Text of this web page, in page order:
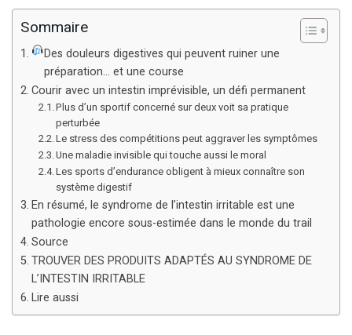
Sommaire
Des douleurs digestives qui peuvent ruiner une
préparation… et une course
Courir avec un intestin imprévisible, un défi permanent
Plus d’un sportif concerné sur deux voit sa pratique
perturbée
Le stress des compétitions peut aggraver les symptômes
Une maladie invisible qui touche aussi le moral
Les sports d’endurance obligent à mieux connaître son
système digestif
En résumé, le syndrome de l’intestin irritable est une
pathologie encore sous-estimée dans le monde du trail
Source
TROUVER DES PRODUITS ADAPTÉS AU SYNDROME DE
L’INTESTIN IRRITABLE
Lire aussi